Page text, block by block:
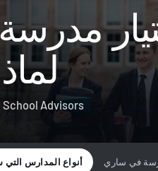
School Advisors
أنواع المدارس في ساري